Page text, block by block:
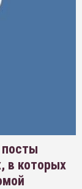
посты
в которых